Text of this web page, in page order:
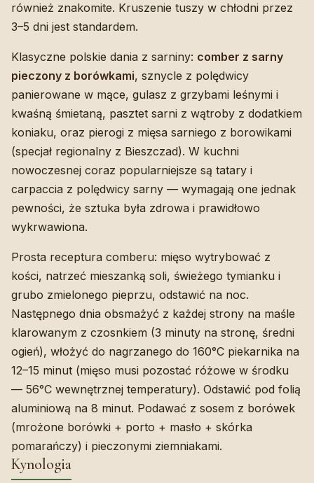
również znakomite. Kruszenie tuszy w chłodni przez
3–5 dni jest standardem.
Klasyczne polskie dania z sarniny: comber z sarny
pieczony z borówkami, sznycle z polędwicy
panierowane w mące, gulasz z grzybami leśnymi i
kwaśną śmietaną, pasztet sarni z wątroby z dodatkiem
koniaku, oraz pierogi z mięsa sarniego z borowikami
(specjał regionalny z Bieszczad). W kuchni
nowoczesnej coraz popularniejsze są tatary i
carpaccia z polędwicy sarny — wymagają one jednak
pewności, że sztuka była zdrowa i prawidłowo
wykrwawiona.
Prosta receptura comberu: mięso wytrybować z
kości, natrzeć mieszanką soli, świeżego tymianku i
grubo zmielonego pieprzu, odstawić na noc.
Następnego dnia obsmażyć z każdej strony na maśle
klarowanym z czosnkiem (3 minuty na stronę, średni
ogień), włożyć do nagrzanego do 160°C piekarnika na
12–15 minut (mięso musi pozostać różowe w środku
— 56°C wewnętrznej temperatury). Odstawić pod folią
aluminiową na 8 minut. Podawać z sosem z borówek
(mrożone borówki + porto + masło + skórka
pomarańczy) i pieczonymi ziemniakami.
Kynologia